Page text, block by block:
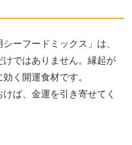
ーフードミックス」は、
けではありません。縁起が
く開運食材です。
ば、金運を引き寄せてく